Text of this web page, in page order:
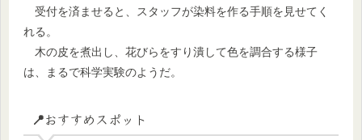
受付を済ませると、スタッフが染料を作る手順を見せてく
れる。
木の皮を煮出し、花びらをすり潰して色を調合する様子
は、まるで科学実験のようだ。
📍おすすめスポット